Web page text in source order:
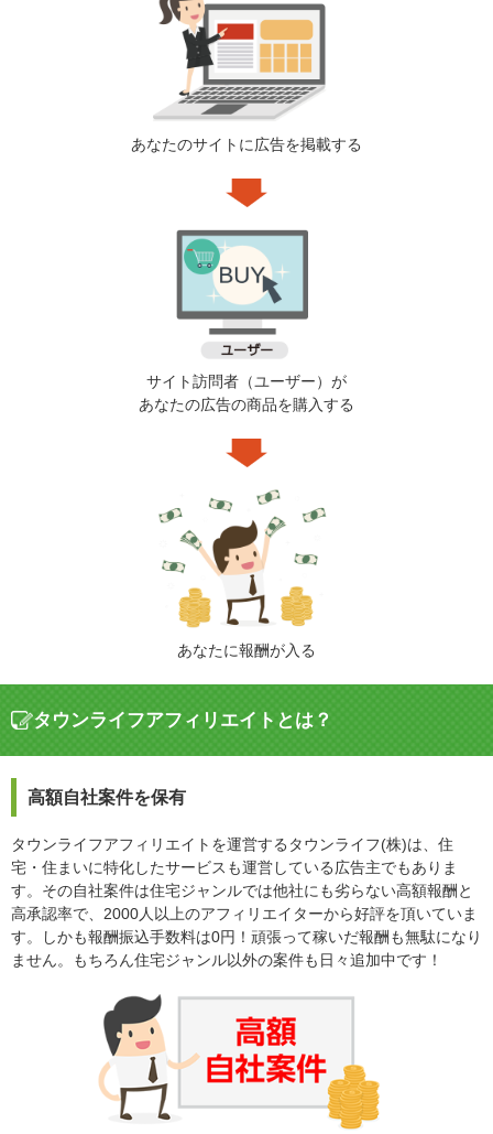
あなたのサイトに広告を掲載する
サイト訪問者（ユーザー）が
あなたの広告の商品を購入する
あなたに報酬が入る
タウンライフアフィリエイトとは？
高額自社案件を保有
タウンライフアフィリエイトを運営するタウンライフ(株)は、住
宅・住まいに特化したサービスも運営している広告主でもありま
す。その自社案件は住宅ジャンルでは他社にも劣らない高額報酬と
高承認率で、2000人以上のアフィリエイターから好評を頂いていま
す。しかも報酬振込手数料は0円！頑張って稼いだ報酬も無駄になり
ません。もちろん住宅ジャンル以外の案件も日々追加中です！